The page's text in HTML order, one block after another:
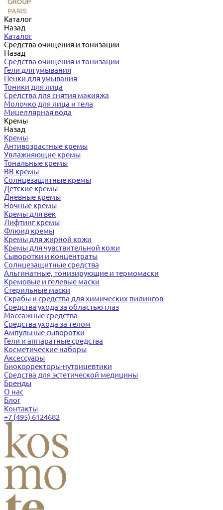
Каталог
Назад
Каталог
Средства очищения и тонизации
Назад
Средства очищения и тонизации
Гели для умывания
Пенки для умывания
Тоники для лица
Средства для снятия макияжа
Молочко для лица и тела
Мицеллярная вода
Кремы
Назад
Кремы
Антивозрастные кремы
Увлажняющие кремы
Тональные кремы
BB кремы
Солнцезащитные кремы
Детские кремы
Дневные кремы
Ночные кремы
Кремы для век
Лифтинг кремы
Флюид кремы
Кремы для жирной кожи
Кремы для чувствительной кожи
Сыворотки и концентраты
Солнцезащитные средства
Альгинатные, тонизирующие и термомаски
Кремовые и гелевые маски
Стерильные маски
Скрабы и средства для химических пилингов
Средства ухода за областью глаз
Массажные средства
Средства ухода за телом
Ампульные сыворотки
Гели и аппаратные средства
Косметические наборы
Аксессуары
Биокорректоры-нутрицевтики
Средства для эстетической медицины
Бренды
О нас
Блог
Контакты
+7 (495) 6124682